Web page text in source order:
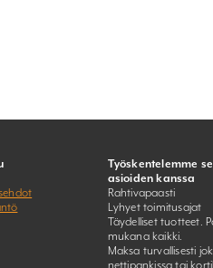
Työskentelemme
asioiden kanssa
Rahtivapaasti
Lyhyet toimitusajat
Täydelliset tuotteet.
mukana kaikki.
Maksa turvallisesti
nettipankissa tai